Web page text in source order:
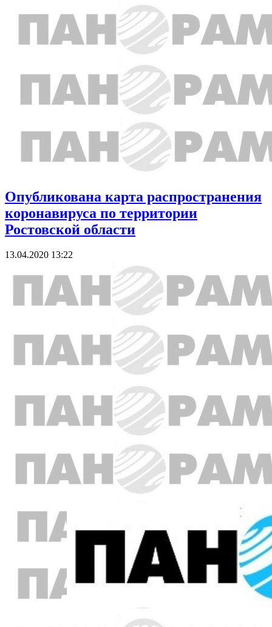
Опубликована карта распространения
коронавируса по территории
Ростовской области
13.04.2020 13:22